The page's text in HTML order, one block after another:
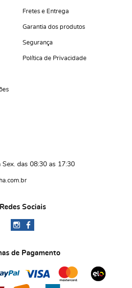
Fretes e Entrega
Garantia dos produtos
Segurança
Política de Privacidade
das 08:30 as 17:30
Redes Sociais
de Pagamento